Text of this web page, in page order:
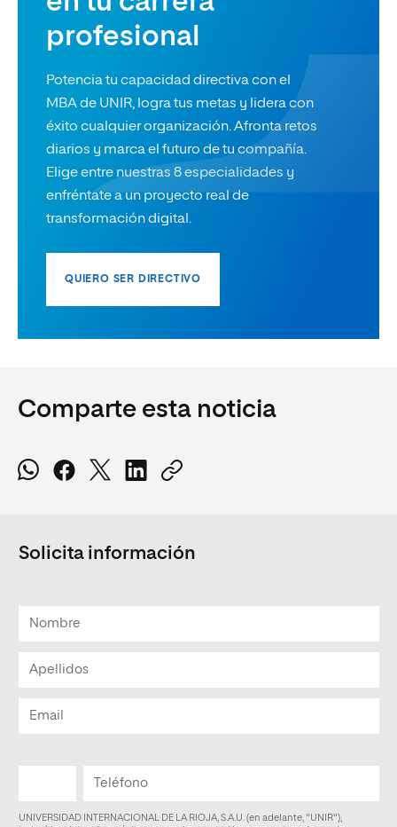
profesional
Potencia tu capacidad directiva con el
MBA de UNIR, logra tus metas y lidera con
éxito cualquier organización. Afronta retos
diarios y marca el futuro de tu compañía.
Elige entre nuestras 8 especialidades y
enfréntate a un proyecto real de
transformación digital.
QUIERO SER DIRECTIVO
Comparte esta noticia
Solicita información